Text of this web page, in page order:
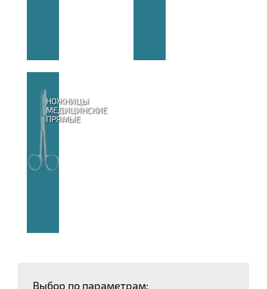
НОЖНИЦЫ
МЕДИЦИНСКИЕ
ПРЯМЫЕ
Выбор по параметрам: